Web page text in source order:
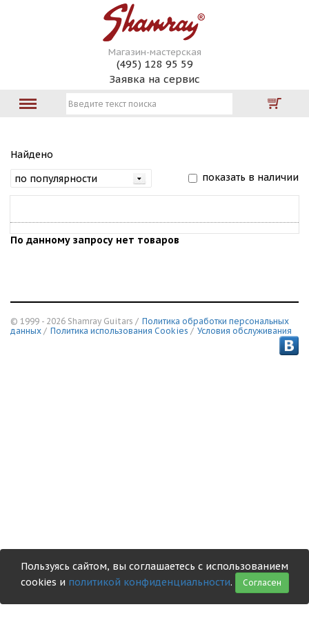
Магазин-мастерская
(495) 128 95 59
Заявка на сервис
Найдено
показать в наличии
По данному запросу нет товаров
© 1999 - 2026 Shamray Guitars / Политика обработки персональных
данных / Политика использования Сookies / Условия обслуживания
Пользуясь сайтом, вы соглашаетесь с использованием
cookies и политикой конфиденциальности. Согласен